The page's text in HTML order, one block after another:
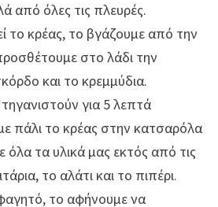
από όλες τις πλευρές.
το κρέας, το βγάζουμε από την
στο λάδι την
και το κρεμμύδια.
για 5 λεπτά
πάλι το κρέας στην κατσαρόλα
όλα τα υλικά μας εκτός από τις
το αλάτι και το πιπέρι.
το αφήνουμε να